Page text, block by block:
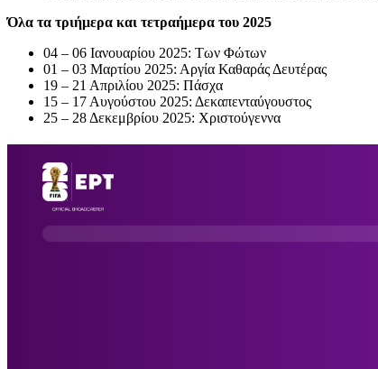
Όλα τα τριήμερα και τετραήμερα του 2025
04 – 06 Ιανουαρίου 2025: Των Φώτων
01 – 03 Μαρτίου 2025: Αργία Καθαράς Δευτέρας
19 – 21 Απριλίου 2025: Πάσχα
15 – 17 Αυγούστου 2025: Δεκαπενταύγουστος
25 – 28 Δεκεμβρίου 2025: Χριστούγεννα